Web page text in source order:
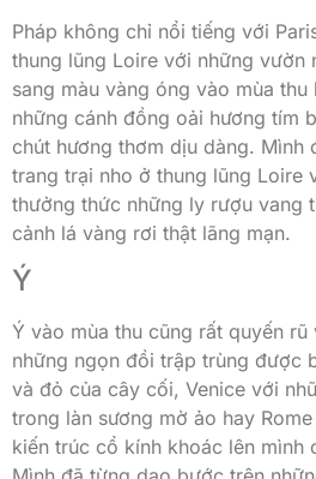
Pháp không chỉ nổi tiếng với
thung lũng Loire với những vườn
sang màu vàng óng vào mùa
những cánh đồng oải hương tím
chút hương thơm dịu dàng. Mình
trang trại nho ở thung lũng Loire
thưởng thức những ly rượu vang
cảnh lá vàng rơi thật lãng mạn.
Ý
Ý vào mùa thu cũng rất quyến
những ngọn đồi trập trùng được
và đỏ của cây cối, Venice với
trong làn sương mờ ảo hay
kiến trúc cổ kính khoác lên mình